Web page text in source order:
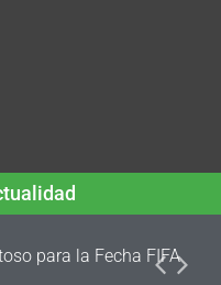
para la Fecha FIFA